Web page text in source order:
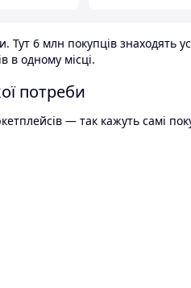
6 млн покупців знаходять
в одному місці.
потреби
— так кажуть самі